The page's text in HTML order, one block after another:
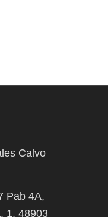
Calvo
Pab 4A,
1, 48903